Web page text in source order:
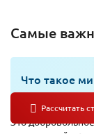
Самые
Что такое
Это